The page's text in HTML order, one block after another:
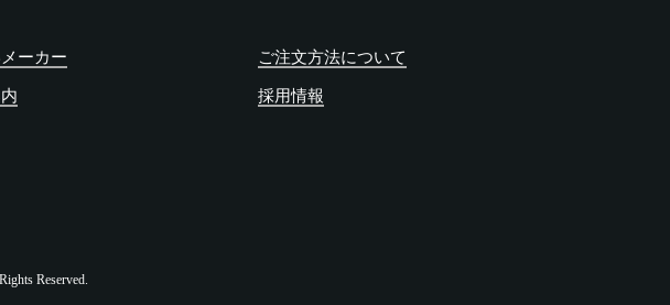
ーカー ご注文方法について
採用情報
Reserved.